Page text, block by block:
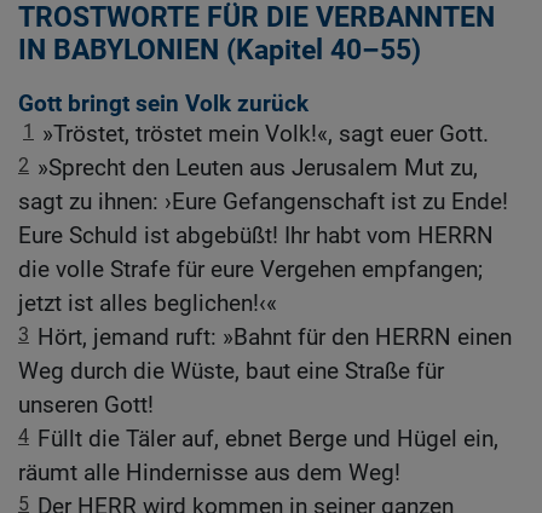
TROSTWORTE FÜR DIE VERBANNTEN
IN BABYLONIEN (Kapitel 40–55)
Gott bringt sein Volk zurück
1 »Tröstet, tröstet mein Volk!«, sagt euer Gott.
2 »Sprecht den Leuten aus Jerusalem Mut zu,
sagt zu ihnen: ›Eure Gefangenschaft ist zu Ende!
Eure Schuld ist abgebüßt! Ihr habt vom HERRN
die volle Strafe für eure Vergehen empfangen;
jetzt ist alles beglichen!‹«
3 Hört, jemand ruft: »Bahnt für den HERRN einen
Weg durch die Wüste, baut eine Straße für
unseren Gott!
4 Füllt die Täler auf, ebnet Berge und Hügel ein,
räumt alle Hindernisse aus dem Weg!
5 Der HERR wird kommen in seiner ganzen